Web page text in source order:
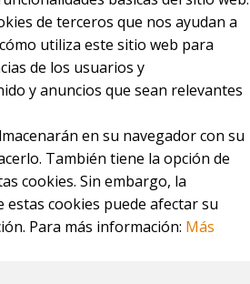
de terceros que nos ayudan a
utiliza este sitio web para
de los usuarios y
y anuncios que sean relevantes
en su navegador con su
También tiene la opción de
cookies. Sin embargo, la
estas cookies puede afectar su
Para más información: Más